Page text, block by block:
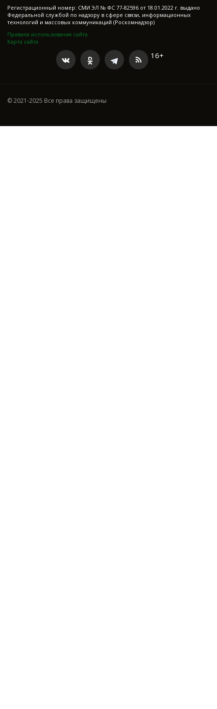
Регистрационный номер: СМИ ЭЛ № ФС 77-82596 от 18.01.2022 г. выдано
Федеральной службой по надзору в сфере связи, информационных
технологий и массовых коммуникаций (Роскомнадзор)
Правила использования сайта
Карта сайта
16+
© 2021-2025 Все права защищены